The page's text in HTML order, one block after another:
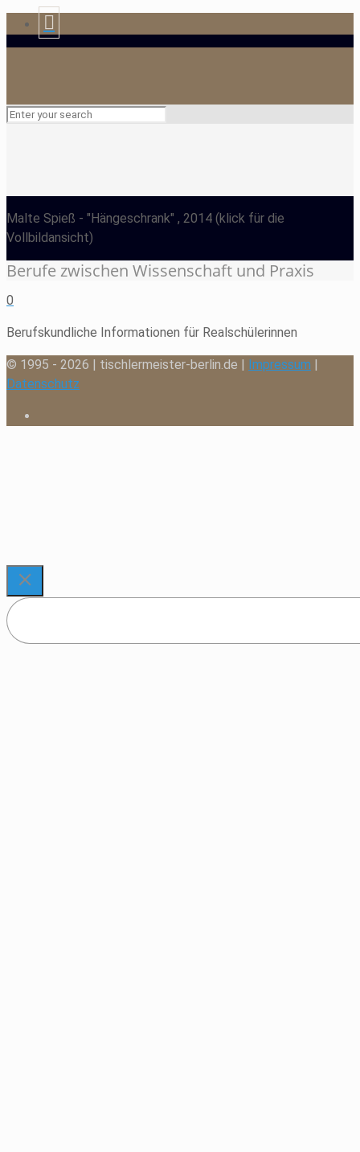
Malte Spieß - "Hängeschrank" , 2014 (klick für die
Vollbildansicht)
Berufe zwischen Wissenschaft und Praxis
0
Berufskundliche Informationen für Realschülerinnen
© 1995 - 2026 | tischlermeister-berlin.de | Impressum
Datenschutz